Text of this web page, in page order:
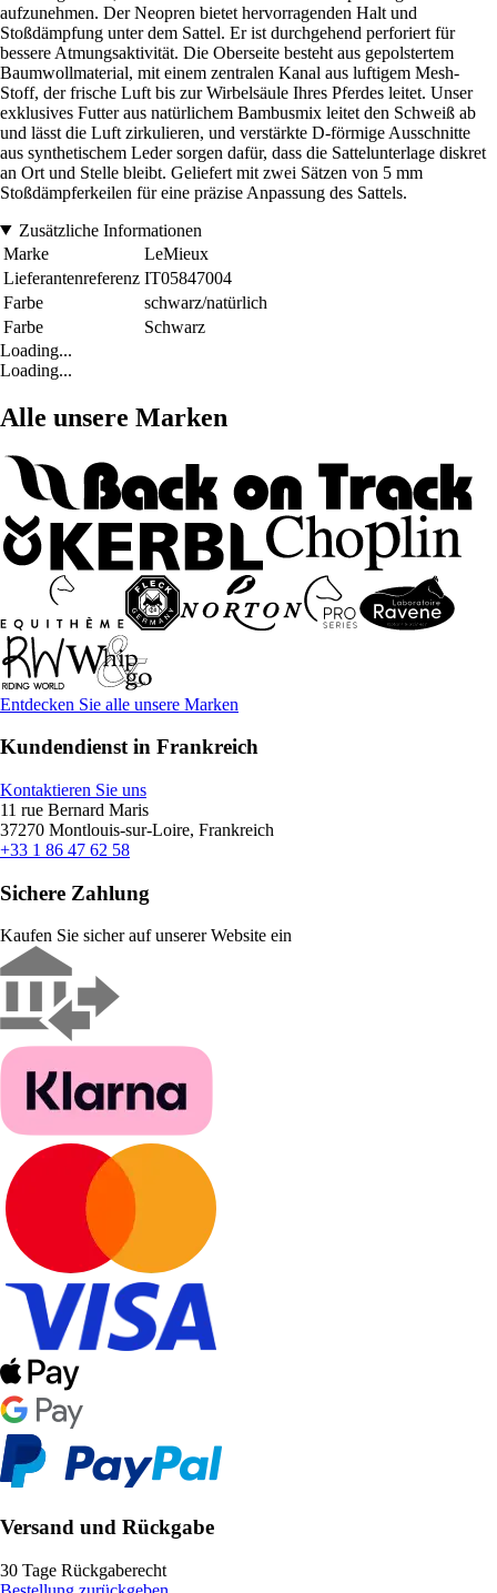
aufzunehmen. Der Neopren bietet hervorragenden Halt und
Stoßdämpfung unter dem Sattel. Er ist durchgehend perforiert für
bessere Atmungsaktivität. Die Oberseite besteht aus gepolstertem
Baumwollmaterial, mit einem zentralen Kanal aus luftigem Mesh-
Stoff, der frische Luft bis zur Wirbelsäule Ihres Pferdes leitet. Unser
exklusives Futter aus natürlichem Bambusmix leitet den Schweiß ab
und lässt die Luft zirkulieren, und verstärkte D-förmige Ausschnitte
aus synthetischem Leder sorgen dafür, dass die Sattelunterlage diskret
an Ort und Stelle bleibt. Geliefert mit zwei Sätzen von 5 mm
Stoßdämpferkeilen für eine präzise Anpassung des Sattels.
Zusätzliche Informationen
Marke
LeMieux
Lieferantenreferenz IT05847004
Farbe
schwarz/natürlich
Farbe
Schwarz
Loading...
Loading...
Alle unsere Marken
Entdecken Sie alle unsere Marken
Kundendienst in Frankreich
Kontaktieren Sie uns
11 rue Bernard Maris
37270 Montlouis-sur-Loire, Frankreich
+33 1 86 47 62 58
Sichere Zahlung
Kaufen Sie sicher auf unserer Website ein
Versand und Rückgabe
30 Tage Rückgaberecht